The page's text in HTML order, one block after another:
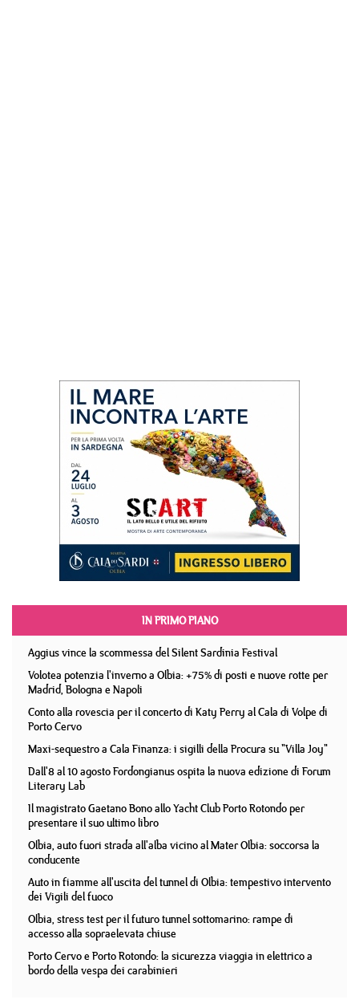
IN PRIMO PIANO
Aggius vince la scommessa del Silent Sardinia Festival
Volotea potenzia l'inverno a Olbia: +75% di posti e nuove rotte per
Madrid, Bologna e Napoli
Conto alla rovescia per il concerto di Katy Perry al Cala di Volpe di
Porto Cervo
Maxi-sequestro a Cala Finanza: i sigilli della Procura su "Villa Joy"
Dall'8 al 10 agosto Fordongianus ospita la nuova edizione di Forum
Literary Lab
Il magistrato Gaetano Bono allo Yacht Club Porto Rotondo per
presentare il suo ultimo libro
Olbia, auto fuori strada all'alba vicino al Mater Olbia: soccorsa la
conducente
Auto in fiamme all'uscita del tunnel di Olbia: tempestivo intervento
dei Vigili del fuoco
Olbia, stress test per il futuro tunnel sottomarino: rampe di
accesso alla sopraelevata chiuse
Porto Cervo e Porto Rotondo: la sicurezza viaggia in elettrico a
bordo della vespa dei carabinieri